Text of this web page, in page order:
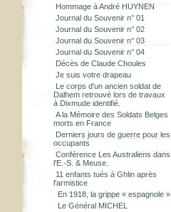
Hommage à André HUYNEN
Journal du Souvenir n° 01
Journal du Souvenir n° 02
Journal du Souvenir n° 03
Journal du Souvenir n° 04
Décès de Claude Choules
Je suis votre drapeau
Le corps d'un ancien soldat de
Dalhem retrouvé lors de travaux
à Dixmude identifié.
A la Mémoire des Soldats Belges
morts en France
Derniers jours de guerre pour les
occupants
Conférence Les Australiens dans
l'E.-S. & Meuse.
11 enfants tués à Ghlin après
l'armistice
En 1918, la grippe « espagnole »
Le Général MICHEL